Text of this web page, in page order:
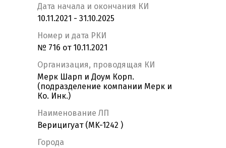
Дата начала и окончания КИ
10.11.2021 - 31.10.2025
Номер и дата РКИ
№ 716 от 10.11.2021
Организация, проводящая КИ
Мерк Шарп и Доум Корп.
(подразделение компании Мерк и
Ко. Инк.)
Наименование ЛП
Верицигуат (MK-1242 )
Города